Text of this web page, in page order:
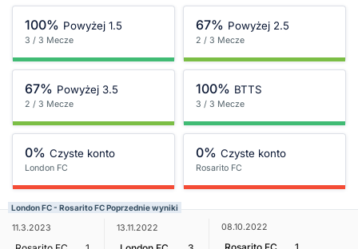
100% Powyżej 1.5
3 / 3 Mecze
67% Powyżej 2.5
2 / 3 Mecze
67% Powyżej 3.5
2 / 3 Mecze
100% BTTS
3 / 3 Mecze
0% Czyste konto
London FC
0% Czyste konto
Rosarito FC
London FC - Rosarito FC Poprzednie wyniki
11.3.2023 13.11.2022 08.10.2022